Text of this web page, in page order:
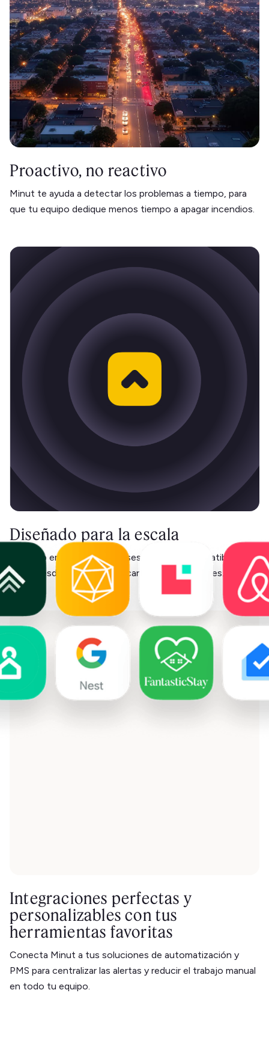
Proactivo, no reactivo
Minut te ayuda a detectar los problemas a tiempo, para
que tu equipo dedique menos tiempo a apagar incendios.
Diseñado para la escala
Utilizado en más de 100 países, Minut es compatible con
todo, desde Airbnbs hasta carteras empresariales.
Integraciones perfectas y
personalizables con tus
herramientas favoritas
Conecta Minut a tus soluciones de automatización y
PMS para centralizar las alertas y reducir el trabajo manual
en todo tu equipo.